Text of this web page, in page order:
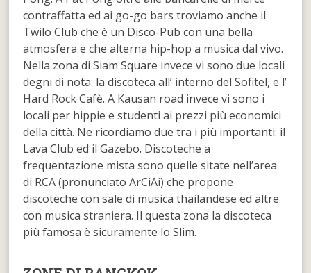
contraffatta ed ai go-go bars troviamo anche il
Twilo Club che è un Disco-Pub con una bella
atmosfera e che alterna hip-hop a musica dal vivo.
Nella zona di Siam Square invece vi sono due locali
degni di nota: la discoteca all’ interno del Sofitel, e l’
Hard Rock Cafè. A Kausan road invece vi sono i
locali per hippie e studenti ai prezzi più economici
della città. Ne ricordiamo due tra i più importanti: il
Lava Club ed il Gazebo. Discoteche a
frequentazione mista sono quelle sitate nell’area
di RCA (pronunciato ArCiAi) che propone
discoteche con sale di musica thailandese ed altre
con musica straniera. Il questa zona la discoteca
più famosa è sicuramente lo Slim.